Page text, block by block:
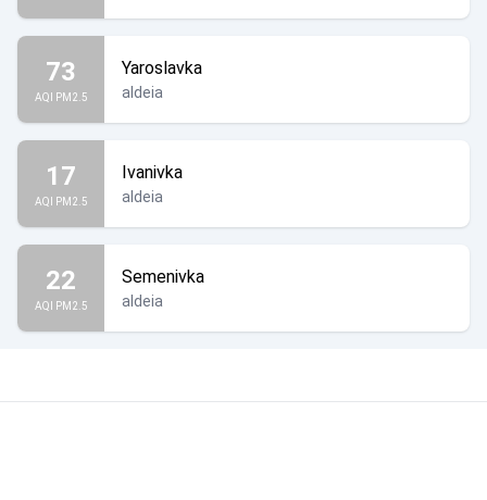
73
AQI PM2.5
Yaroslavka
aldeia
17
AQI PM2.5
Ivanivka
aldeia
22
AQI PM2.5
Semenivka
aldeia